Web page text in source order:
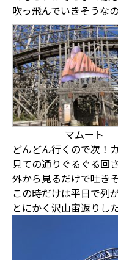
吹っ飛んでいきそうな
マムート
どんどん行くので次！
見ての通りぐるぐる回
外から見るだけで吐き
この時だけは平日で列
とにかく沢山宙返りし